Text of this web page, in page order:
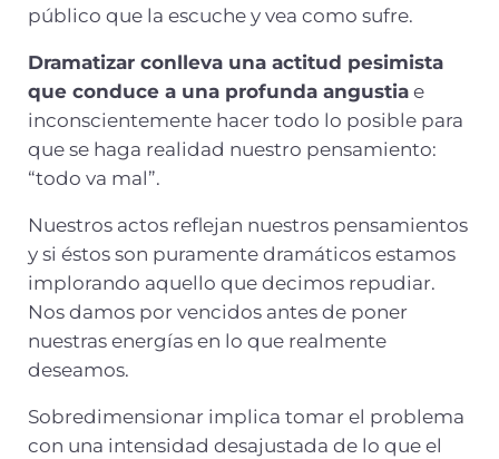
público que la escuche y vea como sufre.
Dramatizar conlleva una actitud pesimista
que conduce a una profunda angustiae
inconscientemente hacer todo lo posible para
que se haga realidad nuestro pensamiento:
“todo va mal”.
Nuestros actos reflejan nuestros pensamientos
y si éstos son puramente dramáticos estamos
implorando aquello que decimos repudiar.
Nos damos por vencidos antes de poner
nuestras energías en lo que realmente
deseamos.
Sobredimensionar implica tomar el problema
con una intensidad desajustada de lo que el